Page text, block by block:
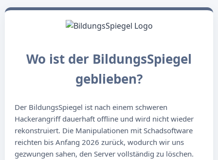
Wo ist der BildungsSpiegel
geblieben?
Der BildungsSpiegel ist nach einem schweren
Hackerangriff dauerhaft offline und wird nicht wieder
rekonstruiert. Die Manipulationen mit Schadsoftware
reichten bis Anfang 2026 zurück, wodurch wir uns
gezwungen sahen, den Server vollständig zu löschen.